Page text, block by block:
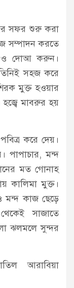
সফর শুরু করা
সম্পাদন করতে
ও দোআ করুন।
সহজ করে
মুক্ত হওয়ার
মাবরুর হয়
করে দেয়।
মন্দ
মত গোনাহ
কালিমা মুক্ত।
মন্দ কাজ ছেড়ে
সাজাতে
ঝলমলে সুন্দর
আরাবিয়া